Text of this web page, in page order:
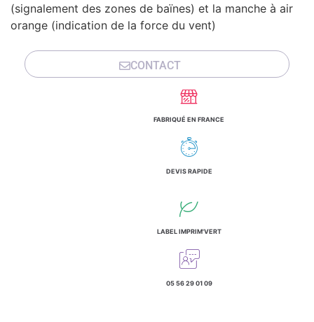
(signalement des zones de baïnes) et la manche à air
orange (indication de la force du vent)
CONTACT
FABRIQUÉ EN FRANCE
DEVIS RAPIDE
LABEL IMPRIM'VERT
05 56 29 01 09